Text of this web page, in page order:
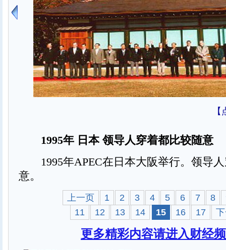
1995年 日本 领导人穿着都比较随意
1995年APEC在日本大阪举行。领导人
意。
上一页 1 2 3 4 5 6 7 8
11
12 13 14 15 16 17
更多精彩内容请进入财经